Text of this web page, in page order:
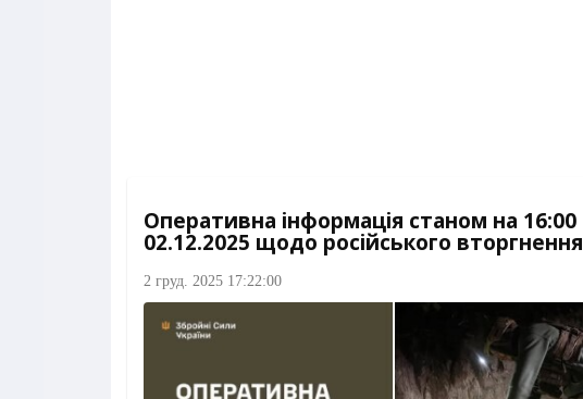
Оперативна інформація станом на 16:00
02.12.2025 щодо російського вторгнення
2 груд. 2025 17:22:00